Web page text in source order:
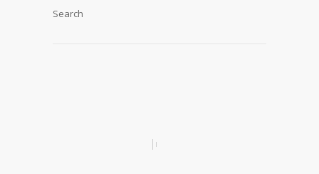
Search